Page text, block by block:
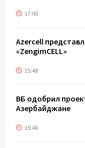
17:00
Azercell
«ZengimCELL»
15:48
ВБ одобрил
Азербайджане
15:46